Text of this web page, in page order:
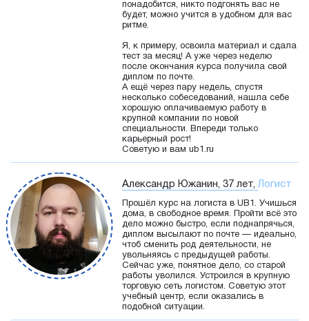
понадобится, никто подгонять вас не
будет, можно учится в удобном для вас
ритме.
Я, к примеру, освоила материал и сдала
тест за месяц! А уже через неделю
после окончания курса получила свой
диплом по почте.
А ещё через пару недель, спустя
несколько собеседований, нашла себе
хорошую оплачиваемую работу в
крупной компании по новой
специальности. Впереди только
карьерный рост!
Советую и вам ub1.ru
Александр Южанин, 37 лет,Логист
Прошёл курс на логиста в UB1. Учишься
дома, в свободное время. Пройти всё это
дело можно быстро, если поднапрячься,
диплом высылают по почте — идеально,
чтоб сменить род деятельности, не
увольняясь с предыдущей работы.
Сейчас уже, понятное дело, со старой
работы уволился. Устроился в крупную
торговую сеть логистом. Советую этот
учебный центр, если оказались в
подобной ситуации.